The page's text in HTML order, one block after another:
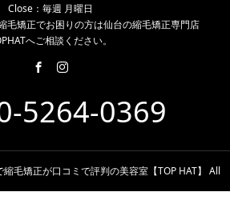
Close：毎週 月曜日
毛矯正でお困りの方は仙台の縮毛矯正専門店
へご相談ください。
5264-0369
毛矯正が口コミで評判の美容室【TOP HAT】 All